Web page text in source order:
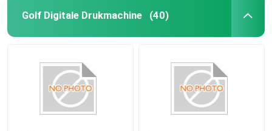
Golf Digitale Drukmachine (40)